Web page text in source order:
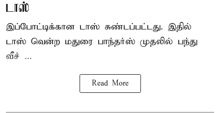
டாஸ்
இப்போட்டிக்கான டாஸ் சுண்டப்பட்டது. இதில்
டாஸ் வென்ற மதுரை பாந்தர்ஸ் முதலில் பந்து
வீச் ...
Read More